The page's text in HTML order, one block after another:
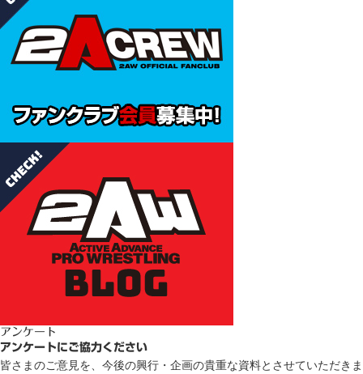
アンケート
アンケートにご協力ください
皆さまのご意見を、今後の興行・企画の貴重な資料とさせていただきま